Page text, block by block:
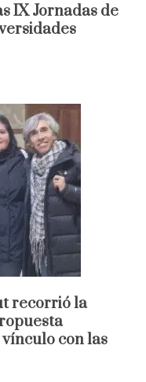
IX Jornadas de
recorrió la
con las